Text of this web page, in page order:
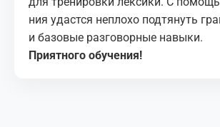
ния удаст­ся непло­хо под­тя­нуть
и ба­зо­вые раз­го­вор­ные на­вы­ки.
Приятного обучения!